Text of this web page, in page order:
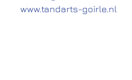
www.tandarts-goirle.nl